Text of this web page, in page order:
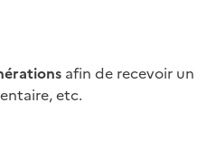
afin de recevoir un
etc.